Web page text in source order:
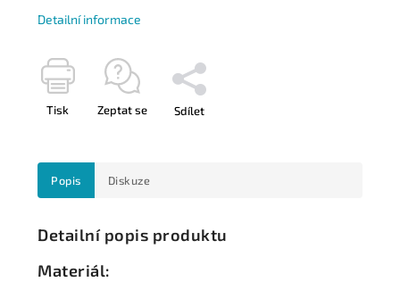
Detailní informace
Tisk Zeptat se Sdílet
Popis Diskuze
Detailní popis produktu
Materiál: